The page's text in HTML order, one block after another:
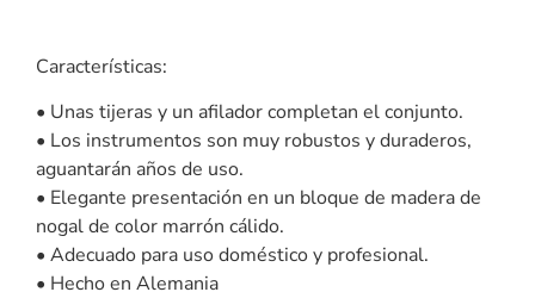
Características:
• Unas tijeras y un afilador completan el conjunto.
• Los instrumentos son muy robustos y duraderos,
aguantarán años de uso.
• Elegante presentación en un bloque de madera de
nogal de color marrón cálido.
• Adecuado para uso doméstico y profesional.
• Hecho en Alemania